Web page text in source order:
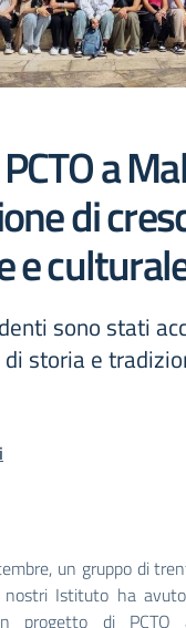
a
di
e
sono stati
storia e
un gruppo di
Istituto ha
progetto di PCTO